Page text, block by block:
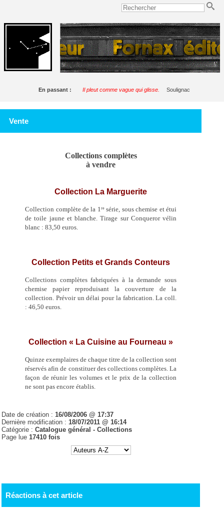
En passant : Il pleut comme vague qui glisse. Soulignac
Vente
Collections complètes
à vendre
Collection La Marguerite
Collection complète de la 1 resérie, sous chemise et étui
de toile jaune et blanche. Tirage sur Conqueror vélin
blanc : 83,50 euros.
Collection Petits et Grands Conteurs
Collections complètes fabriquées à la demande sous
chemise papier reproduisant la couverture de la
collection. Prévoir un délai pour la fabrication. La coll.
: 46,50 euros.
Collection « La Cuisine au Fourneau »
Quinze exemplaires de chaque titre de la collection sont
réservés afin de constituer des collections complètes. La
façon de réunir les volumes et le prix de la collection
ne sont pas encore établis.
Date de création : 16/08/2006 @ 17:37
Dernière modification : 18/07/2011 @ 16:14
Catégorie :Catalogue général -Collections
Page lue 17410 fois
Réactions à cet article